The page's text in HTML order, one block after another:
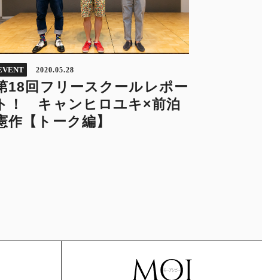
2020.05.28
18回フリースクールレポー
！ キャンヒロユキ×前泊
作【トーク編】